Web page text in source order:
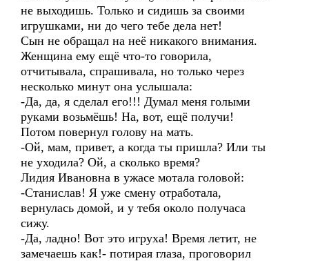
не выходишь. Только и сидишь за своими
игрушками, ни до чего тебе дела нет!
Сын не обращал на неё никакого внимания.
Женщина ему ещё что-то говорила,
отчитывала, спрашивала, но только через
несколько минут она услышала:
-Да, да, я сделал его!!! Думал меня голыми
руками возьмёшь! На, вот, ещё получи!
Потом повернул голову на мать.
-Ой, мам, привет, а когда ты пришла? Или ты
не уходила? Ой, а сколько время?
Лидия Ивановна в ужасе мотала головой:
-Станислав! Я уже смену отработала,
вернулась домой, и у тебя около получаса
сижу.
-Да, ладно! Вот это игруха! Время летит, не
замечаешь как!- потирая глаза, проговорил